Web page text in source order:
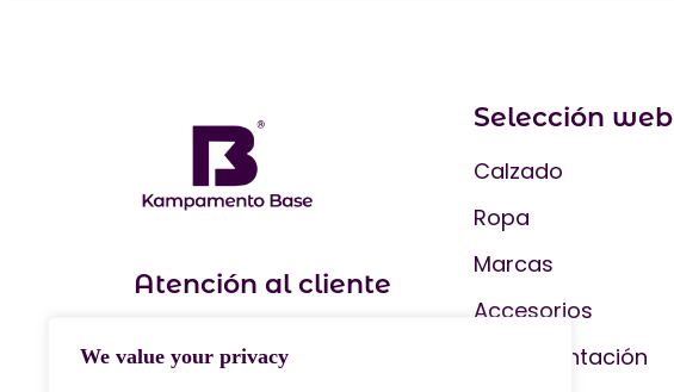
We value your privacy
Atención al cliente
Selección web
Calzado
Ropa
Marcas
Accesorios
Suplementación